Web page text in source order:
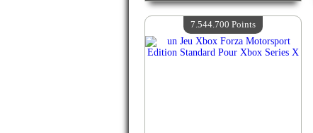
Valeur :7 544 700 Points
Quantité Disponible :4
7.544.700 Points